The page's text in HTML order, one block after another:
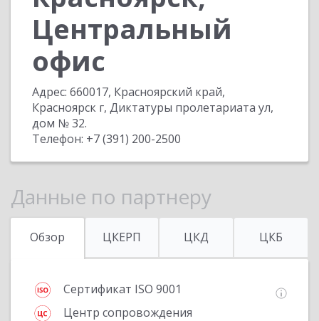
Центральный
офис
Адрес: 660017, Красноярский край,
Красноярск г, Диктатуры пролетариата ул,
дом № 32.
Телефон: +7 (391) 200-2500
Данные по партнеру
Обзор ЦКЕРП ЦКД ЦКБ
Сертификат ISO 9001
Центр сопровождения